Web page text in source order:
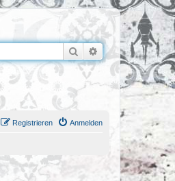
Suche Erweiterte Suche
Anmelden
Registrieren